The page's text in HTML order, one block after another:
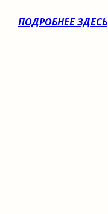
ПОДРОБНЕЕ ЗДЕСЬ